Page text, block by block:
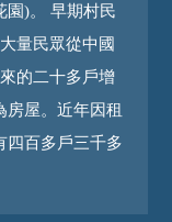
園)。 早期村民
量民眾從中國
的二十多戶增
房屋。近年因租
四百多戶三千多